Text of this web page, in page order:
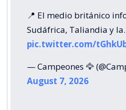
📍 El medio británico
Sudáfrica, Taliandia y
pic.twitter.com/
— Campeones 🦅
August 7, 2026